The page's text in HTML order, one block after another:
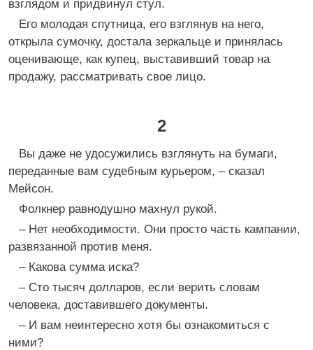
взглядом и придвинул стул.
Его молодая спутница, его взглянув на него,
открыла сумочку, достала зеркальце и принялась
оценивающе, как купец, выставивший товар на
продажу, рассматривать свое лицо.
2
Вы даже не удосужились взглянуть на бумаги,
переданные вам судебным курьером, – сказал
Мейсон.
Фолкнер равнодушно махнул рукой.
– Нет необходимости. Они просто часть кампании,
развязанной против меня.
– Какова сумма иска?
– Сто тысяч долларов, если верить словам
человека, доставившего документы.
– И вам неинтересно хотя бы ознакомиться с
ними?